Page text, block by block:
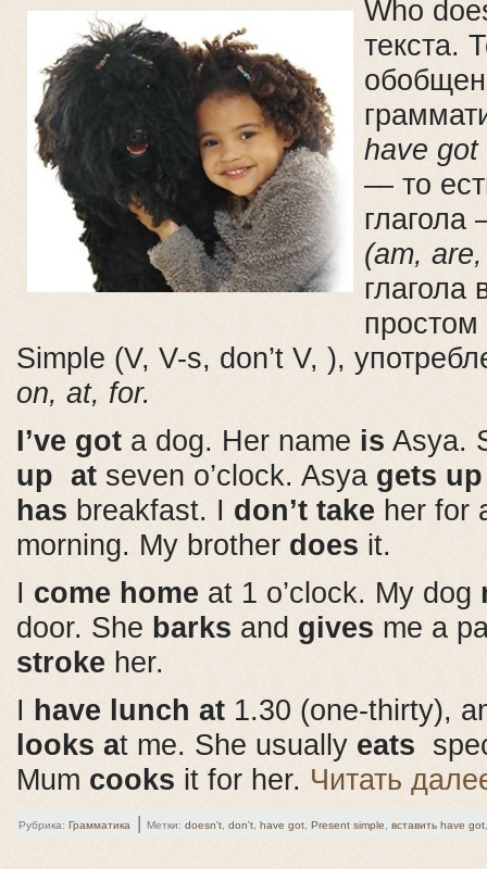
Who
текста.
have got
— то
глагола
(am,
глагола
Simple (V, V-s, don’t V, ),
on, at, for.
I’ve got a dog. Her name is Asya.
up at seven o’clock. Asya gets
has breakfast. I don’t take her for
morning. My brother does it.
I come home at 1 o’clock. My dog
door. She barks and gives me a
stroke her.
I have lunch at 1.30 (one-thirty),
looks at me. She usually eats
Mum cooks it for her. Читать
Рубрика: Грамматика | Метки: doesn't don't have got Present simple вставить have got